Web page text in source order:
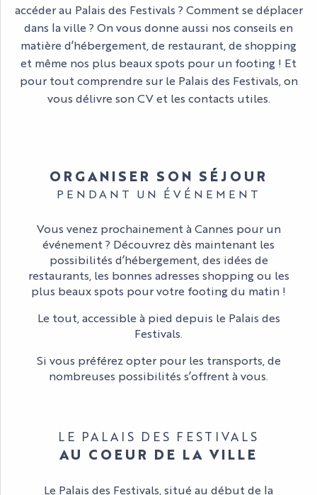
accéder au Palais des Festivals ? Comment se déplacer
dans la ville ? On vous donne aussi nos conseils en
matière d’hébergement, de restaurant, de shopping
et même nos plus beaux spots pour un footing ! Et
pour tout comprendre sur le Palais des Festivals, on
vous délivre son CV et les contacts utiles.
ORGANISER SON SÉJOUR
PENDANT UN ÉVÉNEMENT
Vous venez prochainement à Cannes pour un
événement ? Découvrez dès maintenant les
possibilités d’hébergement, des idées de
restaurants, les bonnes adresses shopping ou les
plus beaux spots pour votre footing du matin !
Le tout, accessible à pied depuis le Palais des
Festivals.
Si vous préférez opter pour les transports, de
nombreuses possibilités s’offrent à vous.
LE PALAIS DES FESTIVALS
AU COEUR DE LA VILLE
Le Palais des Festivals, situé au début de la